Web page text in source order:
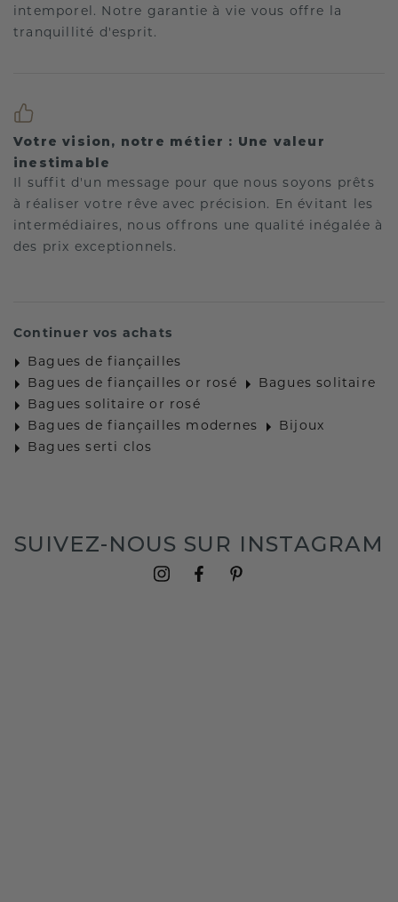
intemporel. Notre garantie à vie vous offre la
tranquillité d'esprit.
Votre vision, notre métier : Une valeur
inestimable
Il suffit d'un message pour que nous soyons prêts
à réaliser votre rêve avec précision. En évitant les
intermédiaires, nous offrons une qualité inégalée à
des prix exceptionnels.
Continuer vos achats
Bagues de fiançailles
Bagues de fiançailles or rosé
Bagues solitaire
Bagues solitaire or rosé
Bagues de fiançailles modernes
Bijoux
Bagues serti clos
SUIVEZ-NOUS SUR INSTAGRAM